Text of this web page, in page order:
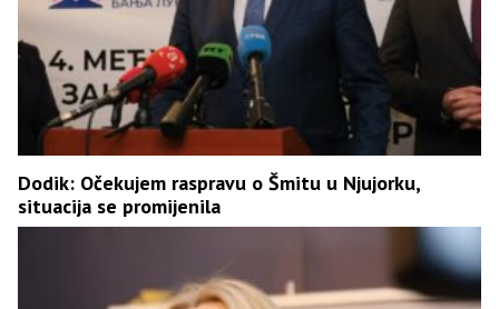
Dodik: Očekujem raspravu o Šmitu u Njujorku,
situacija se promijenila